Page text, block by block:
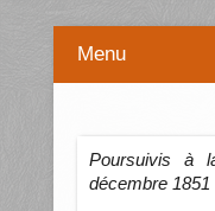
Menu
Poursuivis à
décembre 1851